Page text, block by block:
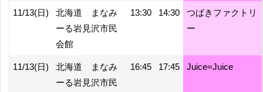
11/13(日)
北海道 まなみ
ーる岩見沢市民
会館
13:30 14:30
つばきファクトリ
ー
11/13(日)
北海道 まなみ
ーる岩見沢市民
16:45 17:45 Juice=Juice